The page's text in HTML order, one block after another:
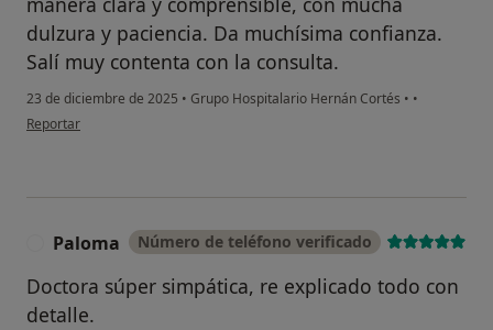
dulzura y paciencia. Da muchísima confianza.
Salí muy contenta con la consulta.
23 de diciembre de 2025 • Grupo Hospitalario Hernán Cortés • •
en opinión del usuario R.S
Reportar
Paloma Número de teléfono verificado
Doctora súper simpática, re explicado todo con
detalle.